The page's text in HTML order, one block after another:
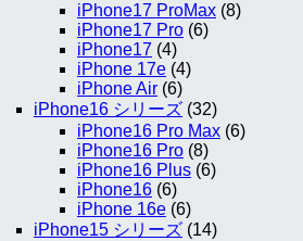
iPhone17 ProMax (8)
iPhone17 Pro (6)
iPhone17 (4)
iPhone 17e (4)
iPhone Air (6)
iPhone16 シリーズ (32)
iPhone16 Pro Max (6)
iPhone16 Pro (8)
iPhone16 Plus (6)
iPhone16 (6)
iPhone 16e (6)
iPhone15 シリーズ (14)